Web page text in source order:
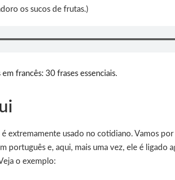
os sucos de frutas.)
francês: 30 frases essenciais.
é extremamente usado no cotidiano. Vamos por
português e, aqui, mais uma vez, ele é ligado
o exemplo: